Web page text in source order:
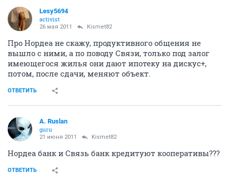
Lesy5694
activist
26 мая 2011 Kismet82
Про Нордеа не скажу, продуктивного общения не
вышло с ними, а по поводу Связи, только под залог
имеющегося жилья они дают ипотеку на дискус+,
потом, после сдачи, меняют объект.
ОТВЕТИТЬ
A. Ruslan
guru
21 июня 2011 Kismet82
Нордеа банк и Связь банк кредитуют кооперативы???
ОТВЕТИТЬ